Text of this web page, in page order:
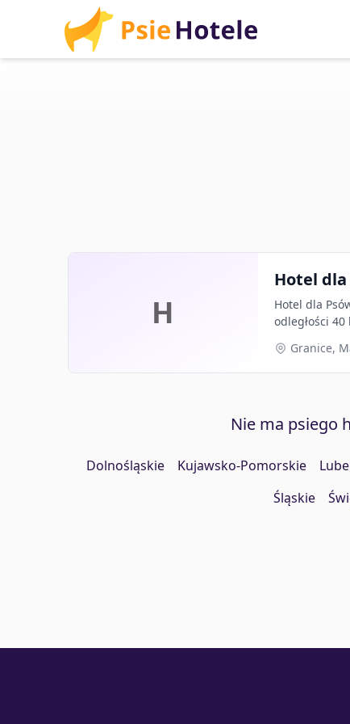
H
Hotel dla
Hotel dla
odległości
Granice,
Nie ma psiego
Dolnośląskie Kujawsko-Pomorskie
Śląskie